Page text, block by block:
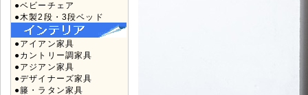
●ベビーチェア
●木製2段・3段ベッド
●アイアン家具
●カントリー調家具
●アジアン家具
●デザイナーズ家具
●籐・ラタン家具